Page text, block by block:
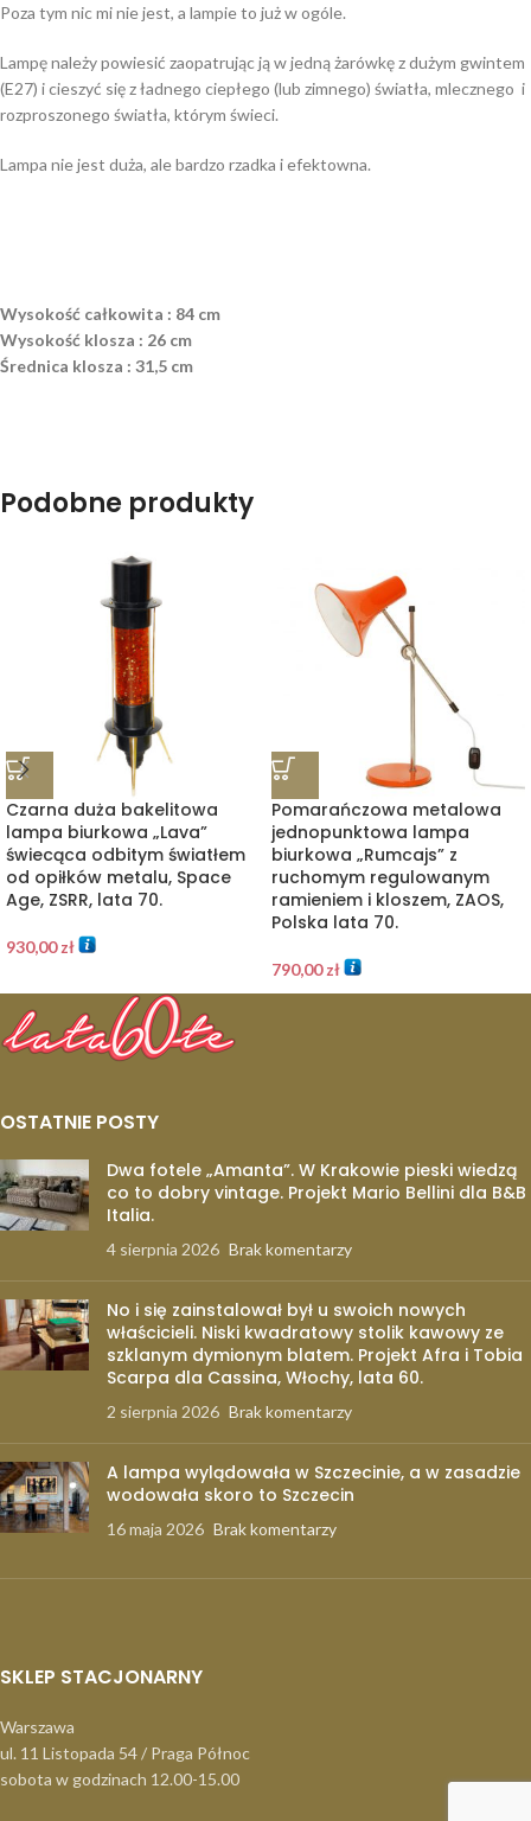
Poza tym nic mi nie jest, a lampie to już w ogóle.
Lampę należy powiesić zaopatrując ją w jedną żarówkę z dużym gwintem
(E27) i cieszyć się z ładnego ciepłego (lub zimnego) światła, mlecznego i
rozproszonego światła, którym świeci.
Lampa nie jest duża, ale bardzo rzadka i efektowna.
Wysokość całkowita : 84 cm
Wysokość klosza : 26 cm
Średnica klosza : 31,5 cm
Podobne produkty
Czarna duża bakelitowa
lampa biurkowa „Lava”
świecąca odbitym światłem
od opiłków metalu, Space
Age, ZSRR, lata 70.
930,00zł
Pomarańczowa metalowa
jednopunktowa lampa
biurkowa „Rumcajs” z
ruchomym regulowanym
ramieniem i kloszem, ZAOS,
Polska lata 70.
790,00zł
OSTATNIE POSTY
Dwa fotele „Amanta”. W Krakowie pieski wiedzą
co to dobry vintage. Projekt Mario Bellini dla B&B
Italia.
4 sierpnia 2026 Brak komentarzy
No i się zainstalował był u swoich nowych
właścicieli. Niski kwadratowy stolik kawowy ze
szklanym dymionym blatem. Projekt Afra i Tobia
Scarpa dla Cassina, Włochy, lata 60.
2 sierpnia 2026 Brak komentarzy
A lampa wylądowała w Szczecinie, a w zasadzie
wodowała skoro to Szczecin
16 maja 2026 Brak komentarzy
SKLEP STACJONARNY
Warszawa
ul. 11 Listopada 54 / Praga Północ
sobota w godzinach 12.00-15.00